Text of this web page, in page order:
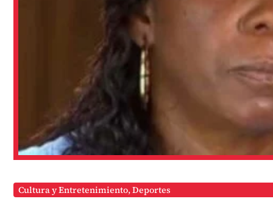
Cultura y Entretenimiento,Deportes